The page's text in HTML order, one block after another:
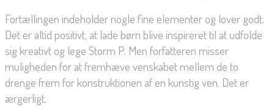
Fortællingen indeholder nogle fine elementer og lover godt.
Det er altid positivt, at lade børn blive inspireret til at udfolde
sig kreativt og lege Storm P. Men forfatteren misser
muligheden for at fremhæve venskabet mellem de to
drenge frem for konstruktionen af en kunstig ven. Det er
ærgerligt.